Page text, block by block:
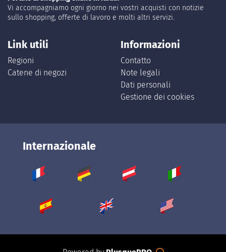
Vi accompagniamo ogni giorno nei vostri acquisti con notizie
sullo shopping, offerte di lavoro e molti altri servizi.
Link utili
Regioni
Catene di negozi
Informazioni
Contatto
Note legali
Dati personali
Gestione dei cookies
Internazionale